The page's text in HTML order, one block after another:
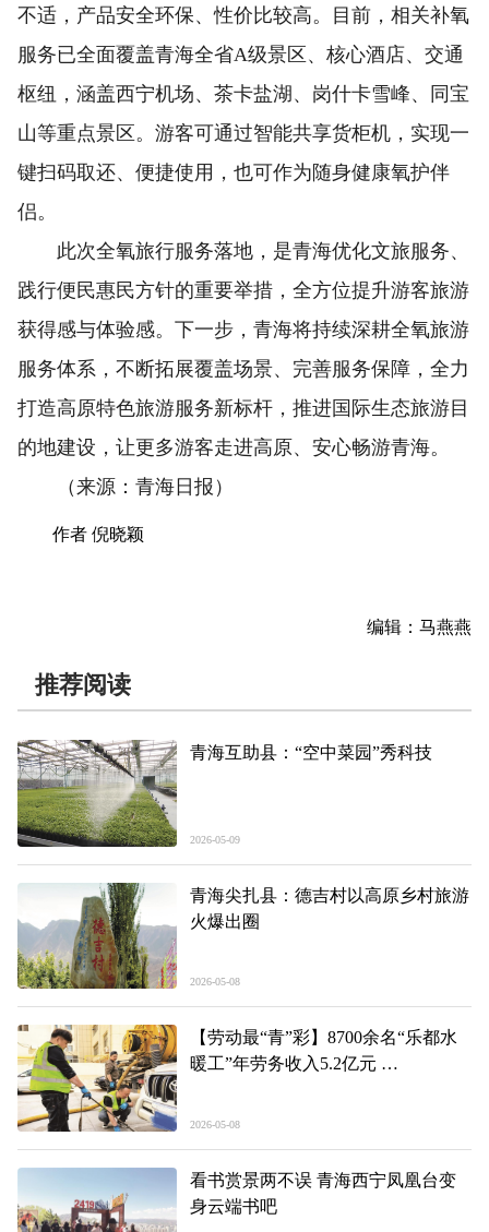
不适，产品安全环保、性价比较高。目前，相关补氧
服务已全面覆盖青海全省A级景区、核心酒店、交通
枢纽，涵盖西宁机场、茶卡盐湖、岗什卡雪峰、同宝
山等重点景区。游客可通过智能共享货柜机，实现一
键扫码取还、便捷使用，也可作为随身健康氧护伴
侣。
此次全氧旅行服务落地，是青海优化文旅服务、
践行便民惠民方针的重要举措，全方位提升游客旅游
获得感与体验感。下一步，青海将持续深耕全氧旅游
服务体系，不断拓展覆盖场景、完善服务保障，全力
打造高原特色旅游服务新标杆，推进国际生态旅游目
的地建设，让更多游客走进高原、安心畅游青海。
（来源：青海日报）
作者 倪晓颖
编辑：马燕燕
推荐阅读
青海互助县：“空中菜园”秀科技
2026-05-09
青海尖扎县：德吉村以高原乡村旅游
火爆出圈
2026-05-08
【劳动最“青”彩】8700余名“乐都水
暖工”年劳务收入5.2亿元
2026-05-08
看书赏景两不误 青海西宁凤凰台变
身云端书吧